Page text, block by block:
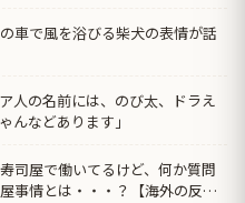
車で風を浴びる柴犬の表情が話
人の名前には、のび太、ドラえ
んなどあります」
司屋で働いてるけど、何か質問
事情とは・・・？【海外の反